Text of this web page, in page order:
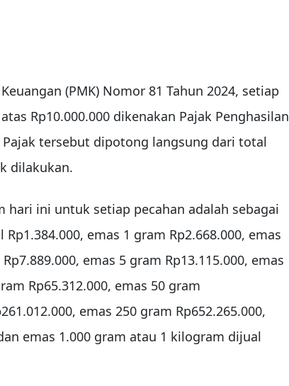
(PMK) Nomor 81 Tahun 2024, setiap
Rp10.000.000 dikenakan Pajak Penghasilan
Pajak tersebut dipotong langsung dari total
dilakukan.
hari ini untuk setiap pecahan adalah sebagai
emas 1 gram Rp2.668.000, emas
emas 5 gram Rp13.115.000, emas
Rp65.312.000, emas 50 gram
emas 250 gram Rp652.265.000,
emas 1.000 gram atau 1 kilogram dijual